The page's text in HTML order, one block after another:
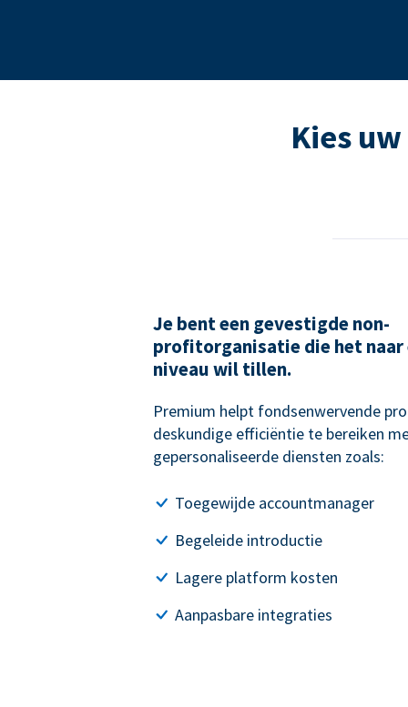
Kies
Je bent een gevestigde non-
profitorganisatie die het naar
niveau wil tillen.
Premium helpt fondsenwervende
deskundige efficiëntie te bereiken
gepersonaliseerde diensten zoals:
Toegewijde accountmanager
Begeleide introductie
Lagere platform kosten
Aanpasbare integraties